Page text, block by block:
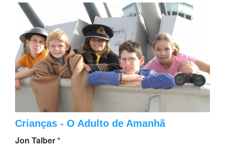
Crianças - O Adulto de Amanhã
Jon Talber *